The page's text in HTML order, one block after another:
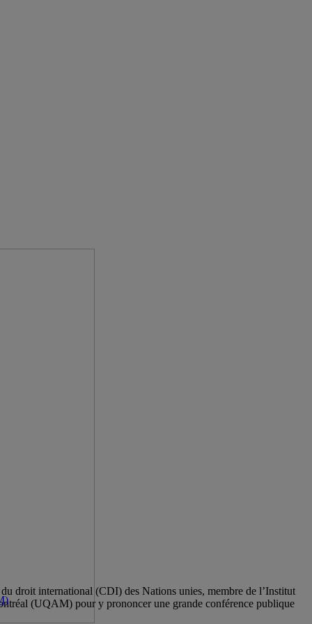
droit international (CDI) des Nations unies, membre de l’Institut
(UQAM) pour y prononcer une grande conférence publique